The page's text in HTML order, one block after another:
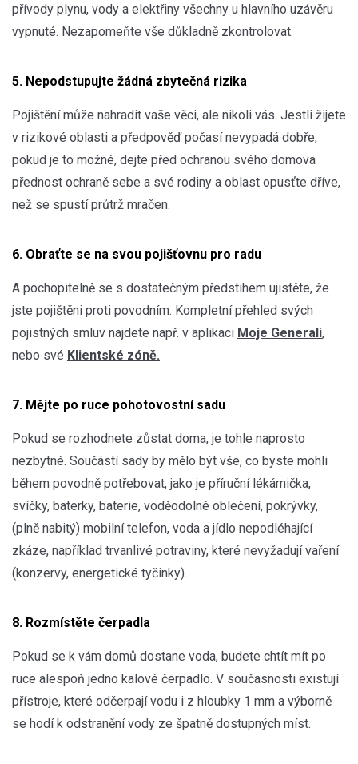
přívody plynu, vody a elektřiny všechny u hlavního uzávěru
vypnuté. Nezapomeňte vše důkladně zkontrolovat.
5. Nepodstupujte žádná zbytečná rizika
Pojištění může nahradit vaše věci, ale nikoli vás. Jestli žijete
v rizikové oblasti a předpověď počasí nevypadá dobře,
pokud je to možné, dejte před ochranou svého domova
přednost ochraně sebe a své rodiny a oblast opusťte dříve,
než se spustí průtrž mračen.
6. Obraťte se na svou pojišťovnu pro radu
A pochopitelně se s dostatečným předstihem ujistěte, že
jste pojištěni proti povodním. Kompletní přehled svých
pojistných smluv najdete např. v aplikaci Moje Generali,
nebo své Klientské zóně.
7. Mějte po ruce pohotovostní sadu
Pokud se rozhodnete zůstat doma, je tohle naprosto
nezbytné. Součástí sady by mělo být vše, co byste mohli
během povodně potřebovat, jako je příruční lékárnička,
svíčky, baterky, baterie, voděodolné oblečení, pokrývky,
(plně nabitý) mobilní telefon, voda a jídlo nepodléhající
zkáze, například trvanlivé potraviny, které nevyžadují vaření
(konzervy, energetické tyčinky).
8. Rozmístěte čerpadla
Pokud se k vám domů dostane voda, budete chtít mít po
ruce alespoň jedno kalové čerpadlo. V současnosti existují
přístroje, které odčerpají vodu i z hloubky 1 mm a výborně
se hodí k odstranění vody ze špatně dostupných míst.